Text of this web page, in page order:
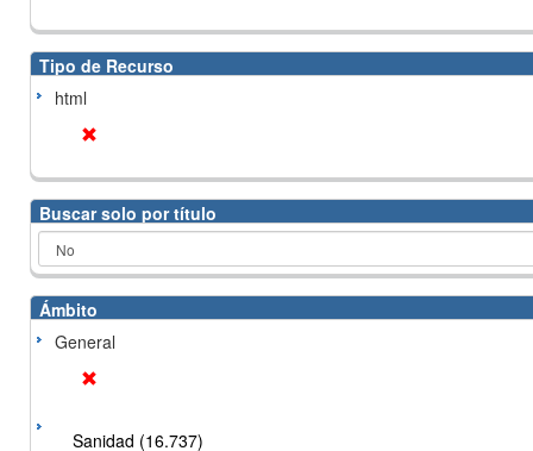
Tipo de Recurso
html
Buscar solo por título
Ámbito
General
Sanidad (16.737)